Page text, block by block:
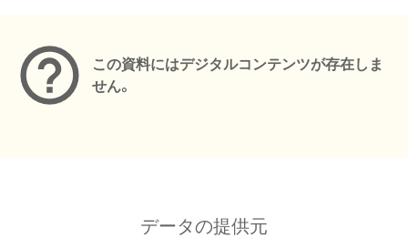
この資料にはデジタルコンテンツが存在しま
せん。
データの提供元